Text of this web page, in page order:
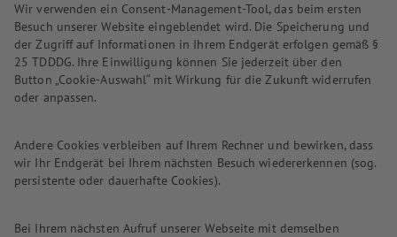
Wir verwenden ein Consent-Management-Tool, das beim ersten
Besuch unserer Website eingeblendet wird. Die Speicherung und
der Zugriff auf Informationen in Ihrem Endgerät erfolgen gemäß §
25 TDDDG. Ihre Einwilligung können Sie jederzeit über den
Button „Cookie-Auswahl“ mit Wirkung für die Zukunft widerrufen
oder anpassen.
Andere Cookies verbleiben auf Ihrem Rechner und bewirken, dass
wir Ihr Endgerät bei Ihrem nächsten Besuch wiedererkennen (sog.
persistente oder dauerhafte Cookies).
Bei Ihrem nächsten Aufruf unserer Webseite mit demselben